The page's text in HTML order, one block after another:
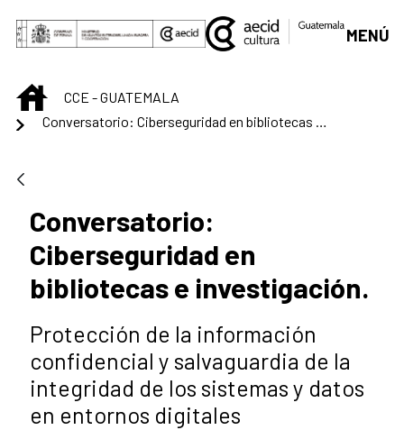
Saltar al contenido principal
MENÚ
INICIOCCE - GUATEMALA
Conversatorio:
Ciberseguridad en
bibliotecas e investigación.
Protección de la información
confidencial y salvaguardia de la
integridad de los sistemas y datos
en entornos digitales